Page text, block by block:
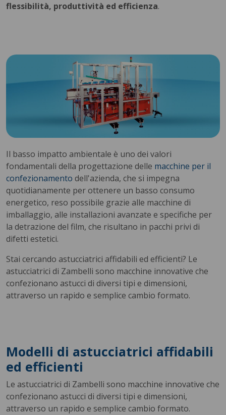
flessibilità, produttività ed efficienza.
Il basso impatto ambientale è uno dei valori
fondamentali della progettazione delle macchine per il
confezionamento dell'azienda, che si impegna
quotidianamente per ottenere un basso consumo
energetico, reso possibile grazie alle macchine di
imballaggio, alle installazioni avanzate e specifiche per
la detrazione del film, che risultano in pacchi privi di
difetti estetici.
Stai cercando astucciatrici affidabili ed efficienti? Le
astucciatrici di Zambelli sono macchine innovative che
confezionano astucci di diversi tipi e dimensioni,
attraverso un rapido e semplice cambio formato.
Modelli di astucciatrici affidabili
ed efficienti
Le astucciatrici di Zambelli sono macchine innovative che
confezionano astucci di diversi tipi e dimensioni,
attraverso un rapido e semplice cambio formato.